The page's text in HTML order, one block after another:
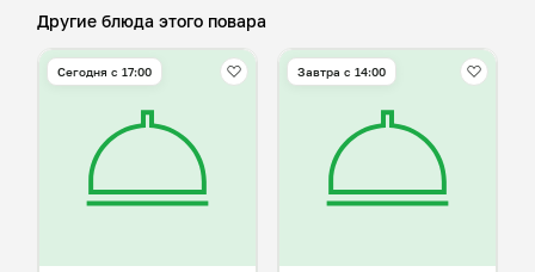
Другие блюда этого повара
Сегодня с 17:00 Завтра c 14:00